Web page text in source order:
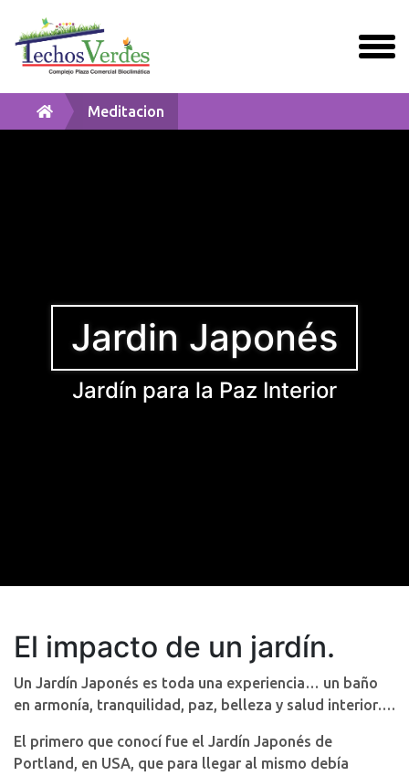
Meditacion
Jardin Japonés
Jardín para la Paz Interior
El impacto de un jardín.
Un Jardín Japonés es toda una experiencia… un baño
en armonía, tranquilidad, paz, belleza y salud interior….
El primero que conocí fue el Jardín Japonés de
Portland, en USA, que para llegar al mismo debía